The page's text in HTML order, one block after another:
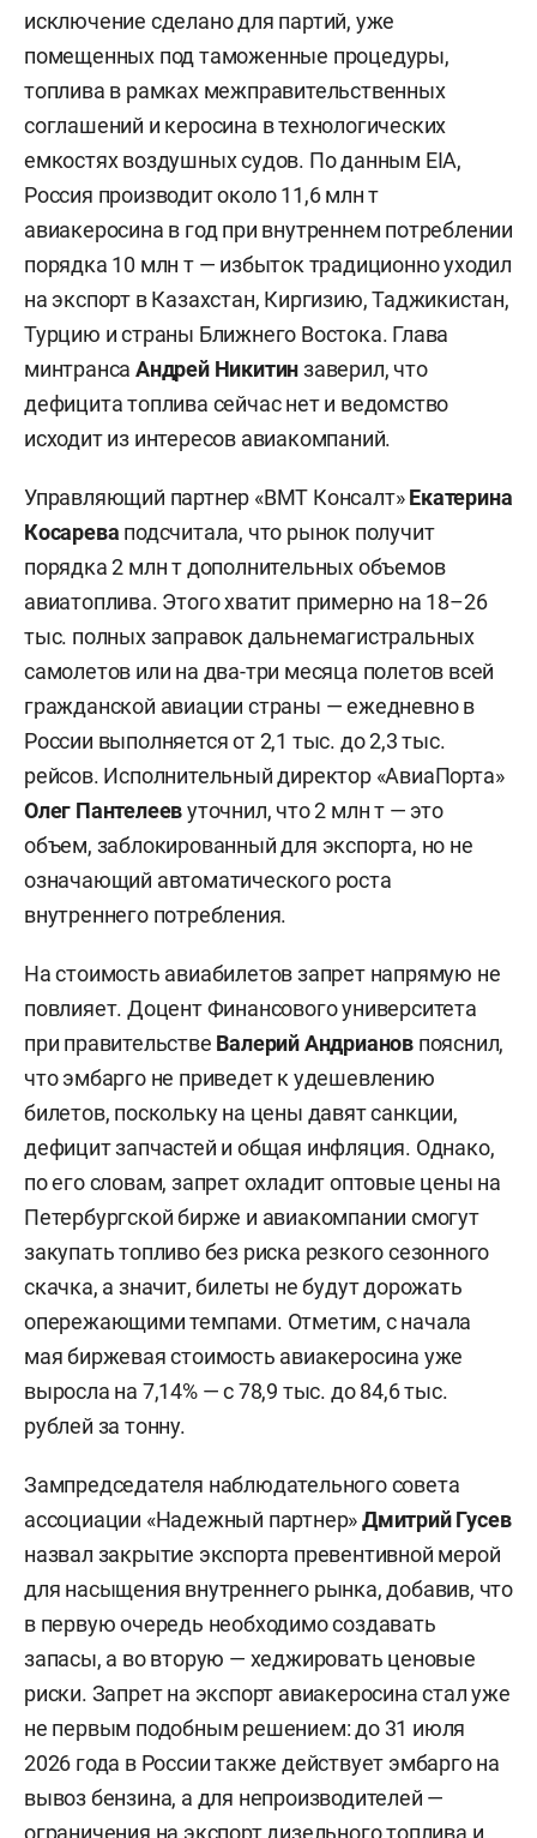
исключение сделано для партий, уже
помещенных под таможенные процедуры,
топлива в рамках межправительственных
соглашений и керосина в технологических
емкостях воздушных судов. По данным EIA,
Россия производит около 11,6 млн т
авиакеросина в год при внутреннем потреблении
порядка 10 млн т — избыток традиционно уходил
на экспорт в Казахстан, Киргизию, Таджикистан,
Турцию и страны Ближнего Востока. Глава
минтрансаАндрей Никитинзаверил, что
дефицита топлива сейчас нет и ведомство
исходит из интересов авиакомпаний.
Управляющий партнер «ВМТ Консалт»Екатерина
Косарева подсчитала, что рынок получит
порядка 2 млн т дополнительных объемов
авиатоплива. Этого хватит примерно на 18–26
тыс. полных заправок дальнемагистральных
самолетов или на два-три месяца полетов всей
гражданской авиации страны — ежедневно в
России выполняется от 2,1 тыс. до 2,3 тыс.
рейсов. Исполнительный директор «АвиаПорта»
Олег Пантелеевуточнил, что 2 млн т — это
объем, заблокированный для экспорта, но не
означающий автоматического роста
внутреннего потребления.
На стоимость авиабилетов запрет напрямую не
повлияет. Доцент Финансового университета
при правительстве Валерий Андрианов пояснил,
что эмбарго не приведет к удешевлению
билетов, поскольку на цены давят санкции,
дефицит запчастей и общая инфляция. Однако,
по его словам, запрет охладит оптовые цены на
Петербургской бирже и авиакомпании смогут
закупать топливо без риска резкого сезонного
скачка, а значит, билеты не будут дорожать
опережающими темпами. Отметим, с начала
мая биржевая стоимость авиакеросина уже
выросла на 7,14% — с 78,9 тыс. до 84,6 тыс.
рублей за тонну.
Зампредседателя наблюдательного совета
ассоциации «Надежный партнер»Дмитрий Гусев
назвал закрытие экспорта превентивной мерой
для насыщения внутреннего рынка, добавив, что
в первую очередь необходимо создавать
запасы, а во вторую — хеджировать ценовые
риски. Запрет на экспорт авиакеросина стал уже
не первым подобным решением: до 31 июля
2026 года в России также действует эмбарго на
вывоз бензина, а для непроизводителей —
ограничения на экспорт дизельного топлива и